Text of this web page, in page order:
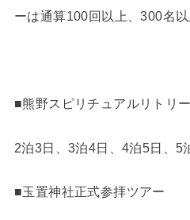
ーは通算100回以上、300名
■熊野スピリチュアルリトリ
2泊3日、3泊4日、4泊5日、5
■玉置神社正式参拝ツアー